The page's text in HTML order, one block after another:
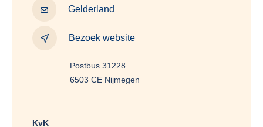
Gelderland
Bezoek website
Postbus 31228
6503 CE Nijmegen
KvK